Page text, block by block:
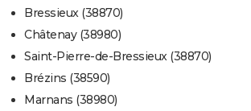
Bressieux (38870)
Châtenay (38980)
Saint-Pierre-de-Bressieux (38870)
Brézins (38590)
Marnans (38980)